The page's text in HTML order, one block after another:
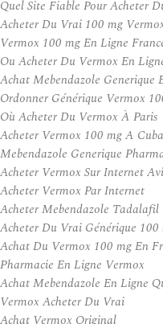
Quel Site Fiable Pour Acheter
Acheter Du Vrai 100 mg
Vermox 100 mg En Ligne
Ou Acheter Du Vermox En
Achat Mebendazole Generique
Ordonner Générique Vermox
Où Acheter Du Vermox À Paris
Acheter Vermox 100 mg A Cuba
Mebendazole Generique
Acheter Vermox Sur Internet
Acheter Vermox Par Internet
Acheter Mebendazole Tadalafil
Acheter Du Vrai Générique 100
Achat Du Vermox 100 mg En
Pharmacie En Ligne Vermox
Achat Mebendazole En Ligne
Vermox Acheter Du Vrai